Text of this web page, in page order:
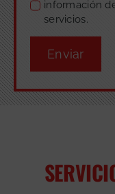
información
servicios.
Enviar